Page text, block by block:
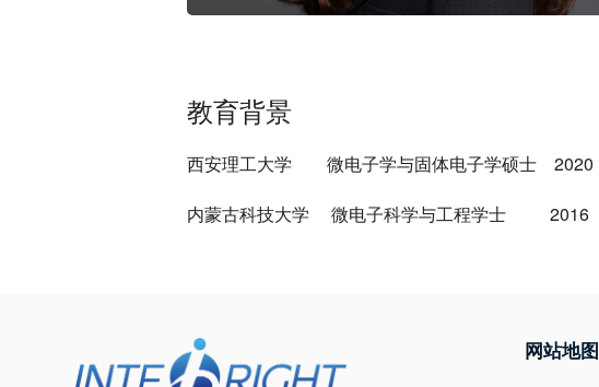
教育背景
西安理工大学 微电子学与固体电子学硕士 2020
内蒙古科技大学 微电子科学与工程学士 2016
网站地图